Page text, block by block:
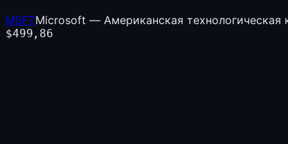
MSFTMicrosoft — Американская технологическая
$499,86